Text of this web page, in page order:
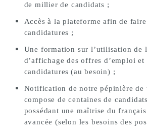
de millier de candidats ;
Accès à la plateforme afin de
candidatures ;
Une formation sur l’utilisation de
d’affichage des offres d’emploi et
candidatures (au besoin) ;
Notification de notre pépinière de
compose de centaines de
possédant une maîtrise du
avancée (selon les besoins des